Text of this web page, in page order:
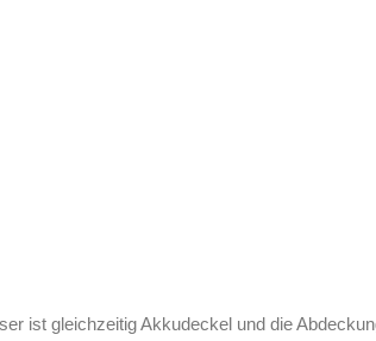
ist gleichzeitig Akkudeckel und die